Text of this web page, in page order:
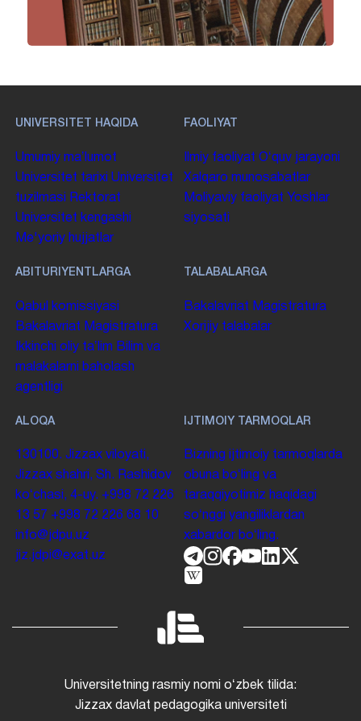
UNIVERSITET HAQIDA
Umumiy maʼlumot
Universitet tarixi Universitet
tuzilmasi Rektorat
Universitet kengashi
Me'yoriy hujjatlar
FAOLIYAT
Ilmiy faoliyat Oʻquv jarayoni
Xalqaro munosabatlar
Moliyaviy faoliyat Yoshlar
siyosati
ABITURIYENTLARGA
Qabul komissiyasi
Bakalavriat Magistratura
Ikkinchi oliy taʼlim Bilim va
malakalarni baholash
agentligi
TALABALARGA
Bakalavriat Magistratura
Xorijiy talabalar
ALOQA
130100. Jizzax viloyati,
Jizzax shahri, Sh. Rashidov
koʻchasi, 4-uy. +998 72 226
13 57 +998 72 226 68 10
info@jdpu.uz
jiz.jdpi@exat.uz
IJTIMOIY TARMOQLAR
Bizning ijtimoiy tarmoqlarda
obuna boʻling va
taraqqiyotimiz haqidagi
soʻnggi yangiliklardan
xabardor boʻling.
Universitetning rasmiy nomi oʻzbek tilida:
Jizzax davlat pedagogika universiteti